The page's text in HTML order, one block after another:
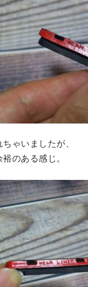
ゃいましたが、
のある感じ。